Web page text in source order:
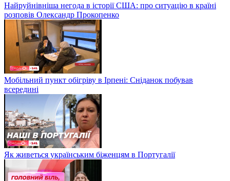
Найруйнівніша негода в історії США: про ситуацію в країні
розповів Олександр Прокопенко
Мобільний пункт обігріву в Ірпені: Сніданок побував
всередині
Як живеться українським біженцям в Португалії